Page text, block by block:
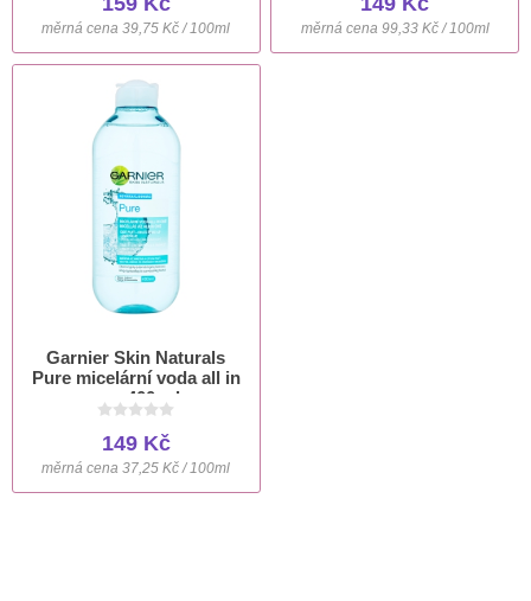
měrná cena 39,75 Kč / 100ml měrná cena 99,33 Kč / 100ml
Garnier Skin Naturals
Pure micelární voda all in
one 400 ml
149 Kč
měrná cena 37,25 Kč / 100ml